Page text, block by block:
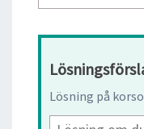
Lösning på